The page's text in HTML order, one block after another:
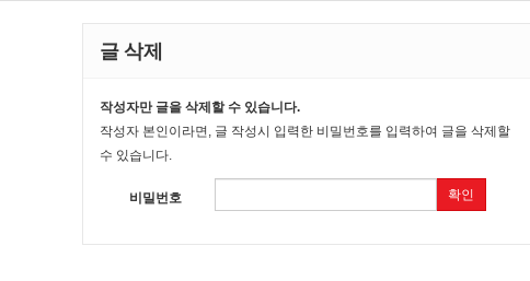
글 삭제
작성자만 글을 삭제할 수 있습니다.
작성자 본인이라면, 글 작성시 입력한 비밀번호를 입력하여 글을 삭제할
수 있습니다.
비밀번호 확인